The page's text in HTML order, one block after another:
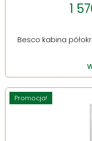
1
Besco kabina
Promocja!